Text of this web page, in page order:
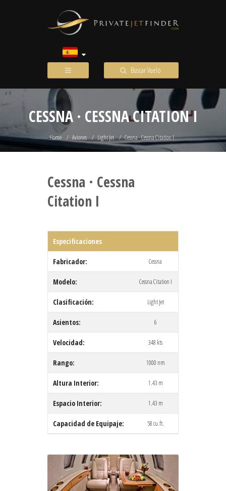
Buscar Vuelo
CESSNA · CESSNA CITATION I
Home Aviones Light Jet Cessna · Cessna Citation I
Cessna · Cessna
Citation I
Especificaciones
Fabricador: Cessna
Modelo: Cessna Citation I
Clasificación: Light Jet
Asientos: 6
Velocidad: 348 kts
Rango: 1000 nm
Altura Interior: 1.43 m
Espacio Interior: 1.43 m
Capacidad de Equipaje: 58 cu.ft.